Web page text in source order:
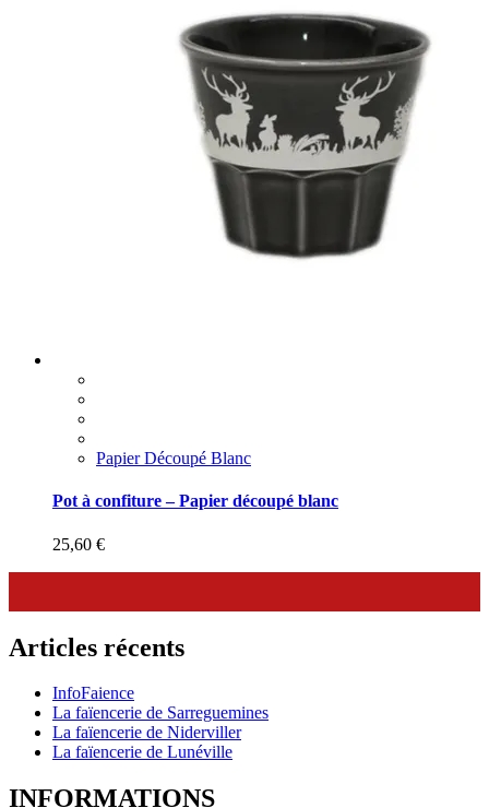
Papier Découpé Blanc
Pot à confiture – Papier découpé blanc
25,60 €
Articles récents
InfoFaience
La faïencerie de Sarreguemines
La faïencerie de Niderviller
La faïencerie de Lunéville
INFORMATIONS